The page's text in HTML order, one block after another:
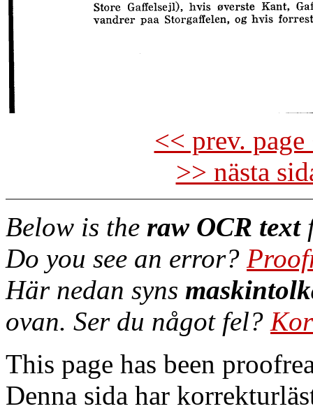
<< prev.
>> nästa
Below is the raw OCR text
Do you see an error?
Här nedan syns
ovan. Ser du något fel?
This page has been
Denna sida har